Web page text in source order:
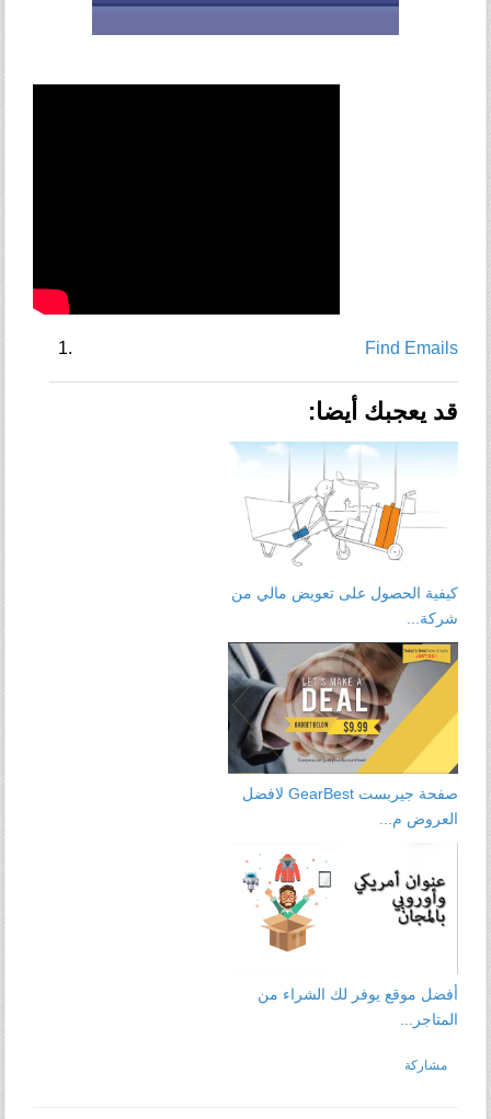
Find Emails
قد يعجبك أيضا:
كيفية الحصول على تعويض مالي من
شركة...
صفحة جيربست GearBest لافضل
العروض م...
أفضل موقع يوفر لك الشراء من
المتاجر...
مشاركة